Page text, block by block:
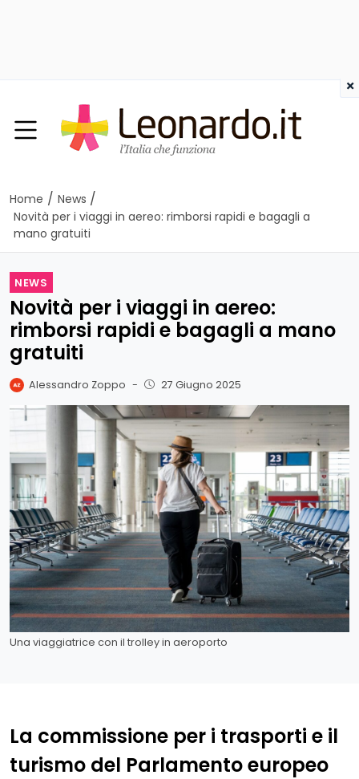
Home / News /
Novità per i viaggi in aereo: rimborsi rapidi e bagagli a
mano gratuiti
NEWS
Novità per i viaggi in aereo:
rimborsi rapidi e bagagli a mano
gratuiti
Alessandro Zoppo - 27 Giugno 2025
Una viaggiatrice con il trolley in aeroporto
La commissione per i trasporti e il
turismo del Parlamento europeo
×